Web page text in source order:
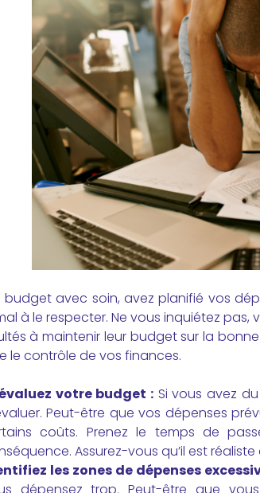
avec soin, avez planifié vos
à le respecter. Ne vous inquiétez
à maintenir leur budget sur la
le contrôle de vos finances.
votre budget : Si vous avez
Peut-être que vos dépenses
coûts. Prenez le temps de
Assurez-vous qu’il est
les zones de dépenses